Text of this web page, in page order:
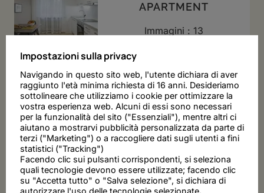
APARTMENT
Immagini : 13
FAMILY CLASSIC
APARTMENT
Immagini : 21
Impostazioni sulla privacy
Navigando in questo sito web, l'utente dichiara di aver
raggiunto l'età minima richiesta di 16 anni. Desideriamo
sottolineare che utilizziamo i cookie per ottimizzare la
vostra esperienza web. Alcuni di essi sono necessari
per la funzionalità del sito ("Essenziali"), mentre altri ci
aiutano a mostrarvi pubblicità personalizzata da parte di
terzi ("Marketing") o a raccogliere dati sugli utenti a fini
statistici ("Tracking")
Facendo clic sui pulsanti corrispondenti, si seleziona
quali tecnologie devono essere utilizzate; facendo clic
su "Accetta tutto" o "Salva selezione", si dichiara di
autorizzare l'uso delle tecnologie selezionate.